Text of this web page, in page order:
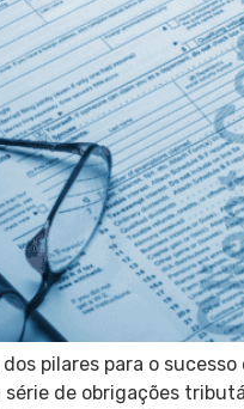
pilares para o
de obrigações